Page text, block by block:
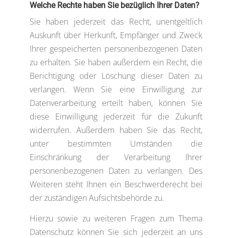
Welche Rechte haben Sie bezüglich Ihrer Daten?
Sie haben jederzeit das Recht, unentgeltlich
Auskunft über Herkunft, Empfänger und Zweck
Ihrer gespeicherten personenbezogenen Daten
zu erhalten. Sie haben außerdem ein Recht, die
Berichtigung oder Löschung dieser Daten zu
verlangen. Wenn Sie eine Einwilligung zur
Datenverarbeitung erteilt haben, können Sie
diese Einwilligung jederzeit für die Zukunft
widerrufen. Außerdem haben Sie das Recht,
unter bestimmten Umständen die
Einschränkung der Verarbeitung Ihrer
personenbezogenen Daten zu verlangen. Des
Weiteren steht Ihnen ein Beschwerderecht bei
der zuständigen Aufsichtsbehörde zu.
Hierzu sowie zu weiteren Fragen zum Thema
Datenschutz können Sie sich jederzeit an uns